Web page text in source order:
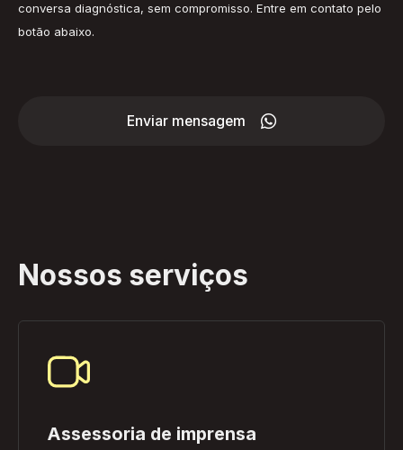
conversa diagnóstica, sem compromisso. Entre em contato pelo
botão abaixo.
Enviar mensagem 
Nossos serviços
Assessoria de imprensa